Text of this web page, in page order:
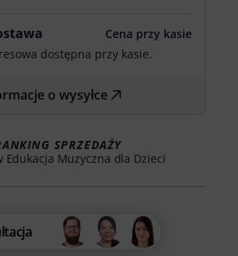
Cena przy kasie
dostępna przy kasie.
o wysyłce
SPRZEDAŻY
Edukacja Muzyczna dla Dzieci